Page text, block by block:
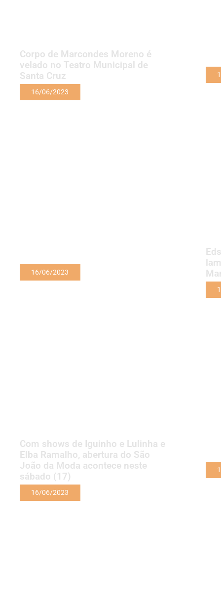
Corpo de Marcondes Moreno é
velado no Teatro Municipal de
Santa Cruz
16/06/2023
16/06/2023
Com shows de Iguinho e Lulinha e
Elba Ramalho, abertura do São
João da Moda acontece neste
sábado (17)
16/06/2023